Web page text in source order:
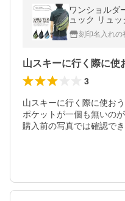
ワンショルダ
ュック リュッ
性 女性
刻印名入れの
3
山スキーに行く際に使お
ポケットが一個も無いのが
購入前の写真では確認でき